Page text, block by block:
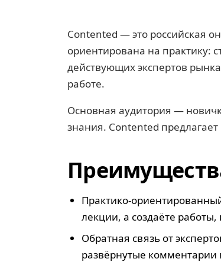
Contented — это российская
ориентирована на практику:
действующих экспертов
работе.
Основная аудитория —
знания. Contented
Практико-
лекции, а создаёте
Обратная связь от
развёрнутые